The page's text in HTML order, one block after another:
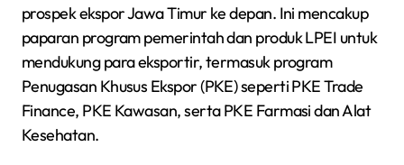
prospek ekspor Jawa Timur ke depan. Ini mencakup
paparan program pemerintah dan produk LPEI untuk
mendukung para eksportir, termasuk program
Penugasan Khusus Ekspor (PKE) seperti PKE Trade
Finance, PKE Kawasan, serta PKE Farmasi dan Alat
Kesehatan.